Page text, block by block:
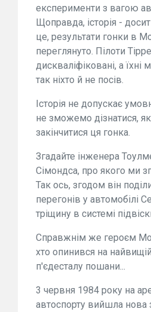
експерименти з вагою
Щоправда, історія -
це, результати гонки в
переглянуто. Пілоти
дискваліфіковані, а їхні
так ніхто й не посів.
Історія не допускає
не зможемо дізнатися,
закінчитися ця гонка.
Згадайте інженера
Сімондса, про якого ми
Так ось, згодом він
перегонів у автомобілі
тріщину в системі
Справжнім же героєм
хто опинився на
п'єдесталу пошани...
3 червня 1984 року на
автоспорту вийшла